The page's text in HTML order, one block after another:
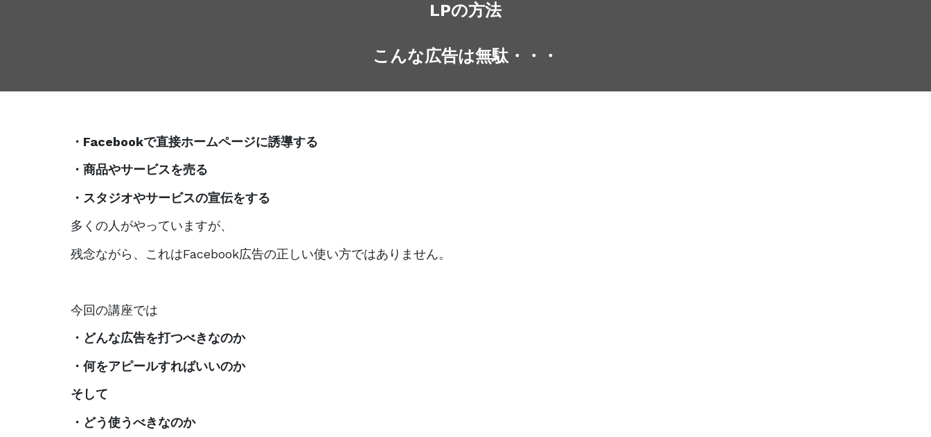
LPの方法
こんな広告は無駄・・・
・Facebookで直接ホームページに誘導する
・商品やサービスを売る
・スタジオやサービスの宣伝をする
多くの人がやっていますが、
残念ながら、これはFacebook広告の正しい使い方ではありません。
今回の講座では
・どんな広告を打つべきなのか
・何をアピールすればいいのか
そして
・どう使うべきなのか